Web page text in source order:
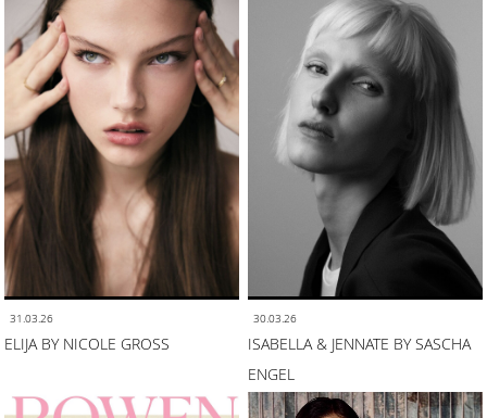
31.03.26
ELIJA BY NICOLE GROSS
30.03.26
ISABELLA & JENNATE BY SASCHA
ENGEL